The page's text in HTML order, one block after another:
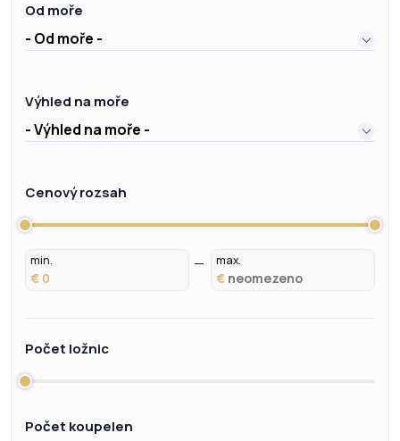
Od moře
- Od moře -
Výhled na moře
- Výhled na moře -
Cenový rozsah
min.
€
max.
€
Počet ložnic
Počet koupelen